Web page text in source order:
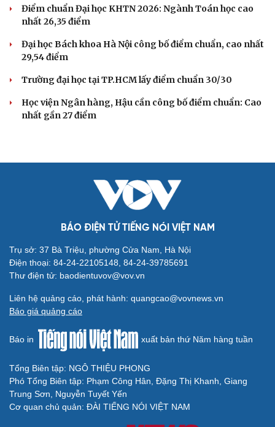
Điểm chuẩn Đại học KHTN 2026: Ngành Toán học cao
nhất 26,35 điểm
Đại học Bách khoa Hà Nội công bố điểm chuẩn, cao nhất
29,54 điểm
Trường đại học tại TP.HCM lấy điểm chuẩn 30/30
Học viện Ngân hàng, Hậu cần công bố điểm chuẩn: Cao
nhất gần 27 điểm
BÁO ĐIỆN TỬ TIẾNG NÓI VIỆT NAM
Trụ sở: 37 Bà Triệu, phường Cửa Nam, Hà Nội
Điện thoại: 84-24-22105148, 84-24-39785691
Thư điện tử: baodientuvov@vov.vn
Liên hệ quảng cáo, phát hành: quangcao@vovnews.vn
Báo giá quảng cáo
Báo in xuất bản thứ Năm hàng tuần
Tổng Biên tập: NGÔ THIỆU PHONG
Phó Tổng Biên tập: Phạm Công Hân, Đặng Thị Khanh, Giang
Trung Sơn, Nguyễn Tuyết Yến
Cơ quan chủ quản: ĐÀI TIẾNG NÓI VIỆT NAM